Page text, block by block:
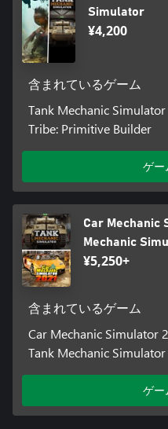
Simulator
¥4,200
含まれているゲーム
Tank Mechanic Simulator
Tribe: Primitive Builder
ゲー
Car Mechanic
Mechanic
¥5,250+
含まれているゲーム
Car Mechanic Simulator
Tank Mechanic Simulator
ゲー